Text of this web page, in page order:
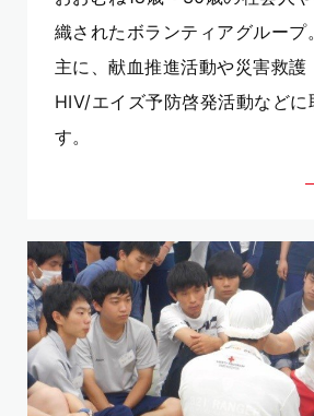
織されたボランティアグループ。
主に、献血推進活動や災害救護
HIV/エイズ予防啓発活動などに
す。